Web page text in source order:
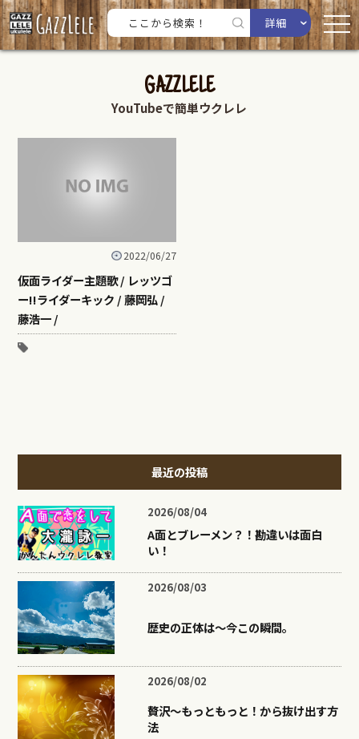
詳細
GAZZLELE
YouTubeで簡単ウクレレ
2022/06/27
仮面ライダー主題歌 / レッツゴ
ー!!ライダーキック / 藤岡弘 /
藤浩一 /
最近の投稿
2026/08/04
A面とブレーメン？！勘違いは面白
い！
2026/08/03
歴史の正体は〜今この瞬間。
2026/08/02
贅沢〜もっともっと！から抜け出す方
法